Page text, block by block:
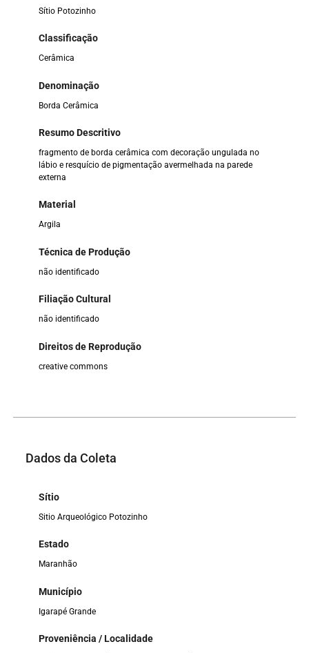
Sítio Potozinho
Classificação
Cerâmica
Denominação
Borda Cerâmica
Resumo Descritivo
fragmento de borda cerâmica com decoração ungulada no
lábio e resquício de pigmentação avermelhada na parede
externa
Material
Argila
Técnica de Produção
não identificado
Filiação Cultural
não identificado
Direitos de Reprodução
creative commons
Dados da Coleta
Sítio
Sitio Arqueológico Potozinho
Estado
Maranhão
Município
Igarapé Grande
Proveniência / Localidade